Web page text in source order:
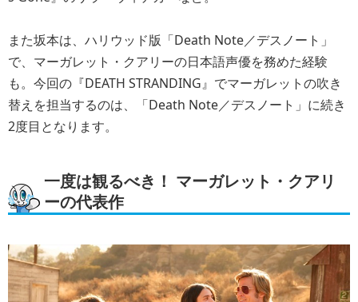
また坂本は、ハリウッド版「Death Note／デスノート」
で、マーガレット・クアリーの日本語声優を務めた経験
も。今回の『DEATH STRANDING』でマーガレットの吹き
替えを担当するのは、「Death Note／デスノート」に続き
2度目となります。
一度は観るべき！ マーガレット・クアリ
ーの代表作